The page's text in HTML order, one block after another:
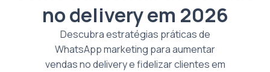
no delivery em 2026
Descubra estratégias práticas de
WhatsApp marketing para aumentar
vendas no delivery e fidelizar clientes em